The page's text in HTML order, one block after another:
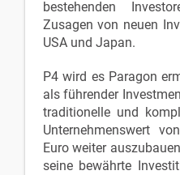
bestehenden
Zusagen von neuen
USA und Japan.
P4 wird es Paragon
als führender
traditionelle und
Unternehmenswert
Euro weiter
seine bewährte